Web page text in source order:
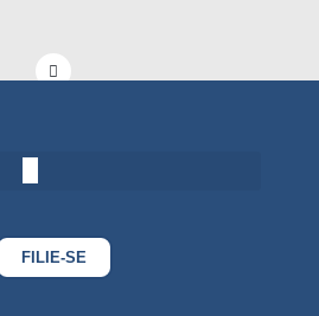
FILIE-SE